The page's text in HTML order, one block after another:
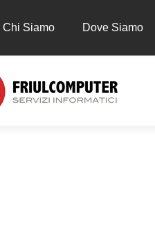
Dove Siamo
Chi Siamo Dove Siamo